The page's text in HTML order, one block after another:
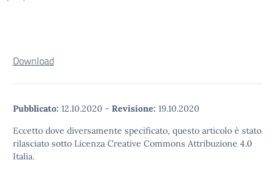
Download
Pubblicato: 12.10.2020 - Revisione: 19.10.2020
Eccetto dove diversamente specificato, questo articolo è stato
rilasciato sotto Licenza Creative Commons Attribuzione 4.0
Italia.